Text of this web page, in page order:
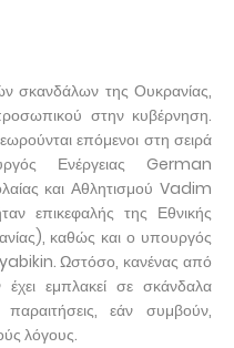
σκανδάλων της Ουκρανίας,
στην κυβέρνηση.
επόμενοι στη σειρά
Ενέργειας German
και Αθλητισμού Vadim
επικεφαλής της Εθνικής
καθώς και ο υπουργός
Ωστόσο, κανένας από
εμπλακεί σε σκάνδαλα
εάν συμβούν,
λόγους.